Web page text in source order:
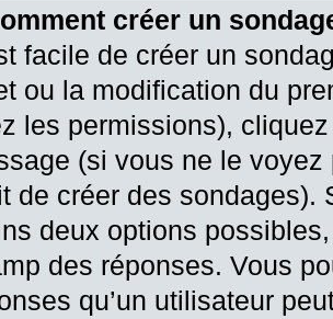
créer un
facile de créer un
ou la modification du
les permissions),
(si vous ne le
de créer des sondages).
deux options
des réponses. Vous
qu’un utilisateur